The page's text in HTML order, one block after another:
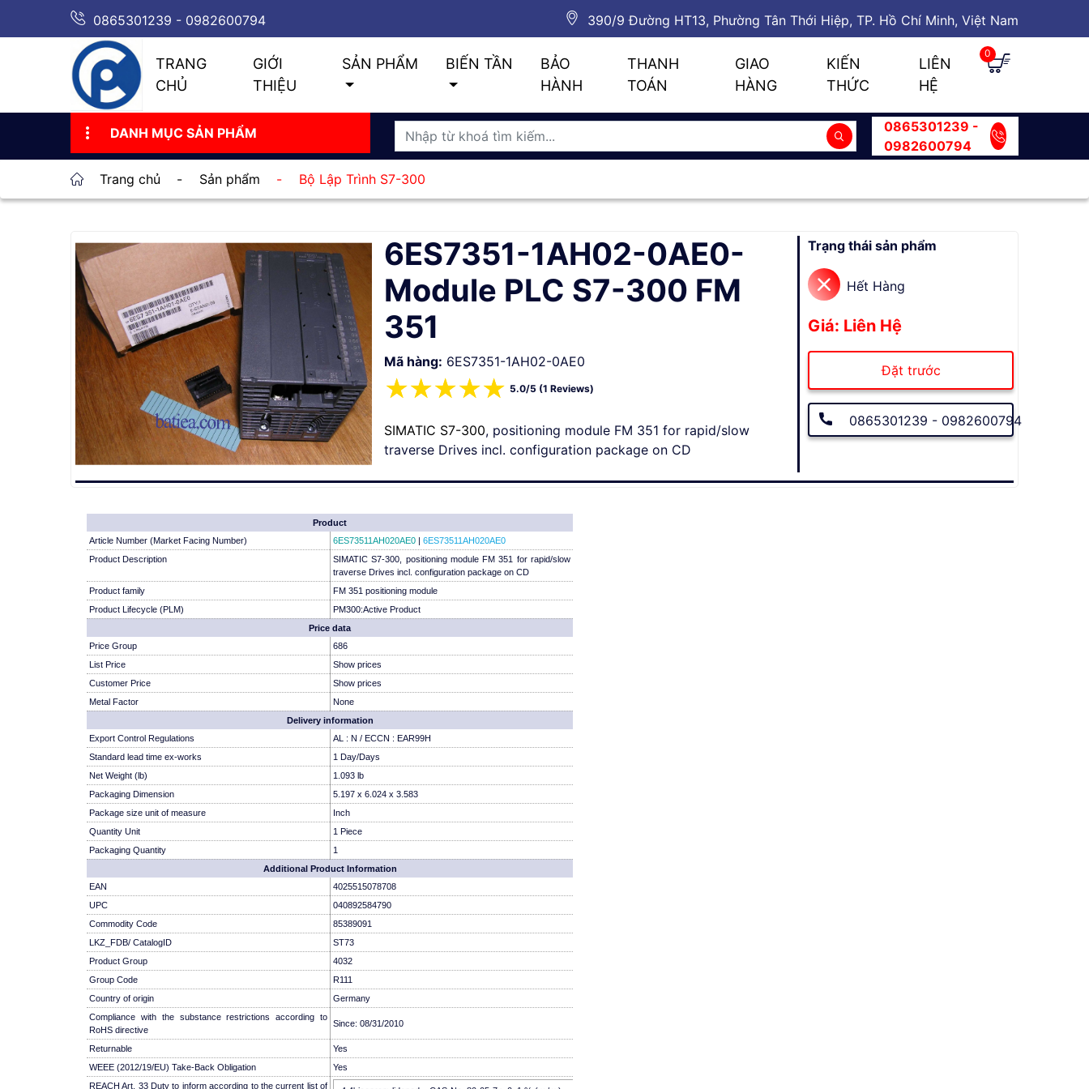
0865301239 - 0982600794 390/9 Đường HT13, Phường Tân Thới Hiệp, TP. Hồ Chí Minh, Việt Nam
TRANG
CHỦ
GIỚI
THIỆU
SẢN PHẨM BIẾN TẦN
BẢO
HÀNH
THANH
TOÁN
GIAO
HÀNG
KIẾN
THỨC
LIÊN
HỆ
0
DANH MỤC SẢN PHẨM
0865301239 -
0982600794
Trang chủ - Sản phẩm - Bộ Lập Trình S7-300
6ES7351-1AH02-0AE0-
Module PLC S7-300 FM
351
Mã hàng: 6ES7351-1AH02-0AE0
☆
☆
☆
☆
☆ 5.0/5 (1 Reviews)
SIMATIC S7-300, positioning module FM 351 for rapid/slow
traverse Drives incl. configuration package on CD
Trạng thái sản phẩm
Hết Hàng
Giá: Liên Hệ
Đặt trước
0865301239 - 0982600794
Product
Article Number (Market Facing Number)
6ES73511AH020AE0 | 6ES73511AH020AE0
Product Description
SIMATIC S7-300, positioning module FM 351 for rapid/slow
traverse Drives incl. configuration package on CD
Product family
FM 351 positioning module
Product Lifecycle (PLM)
PM300:Active Product
Price data
Price Group
686
List Price
Show prices
Customer Price
Show prices
Metal Factor
None
Delivery information
Export Control Regulations
AL : N / ECCN : EAR99H
Standard lead time ex-works
1 Day/Days
Net Weight (lb)
1.093 lb
Packaging Dimension
5.197 x 6.024 x 3.583
Package size unit of measure
Inch
Quantity Unit
1 Piece
Packaging Quantity
1
Additional Product Information
EAN
4025515078708
UPC
040892584790
Commodity Code
85389091
LKZ_FDB/ CatalogID
ST73
Product Group
4032
Group Code
R111
Country of origin
Germany
Compliance with the substance restrictions according to
RoHS directive
Since: 08/31/2010
Returnable
Yes
WEEE (2012/19/EU) Take-Back Obligation
Yes
REACH Art. 33 Duty to inform according to the current list of